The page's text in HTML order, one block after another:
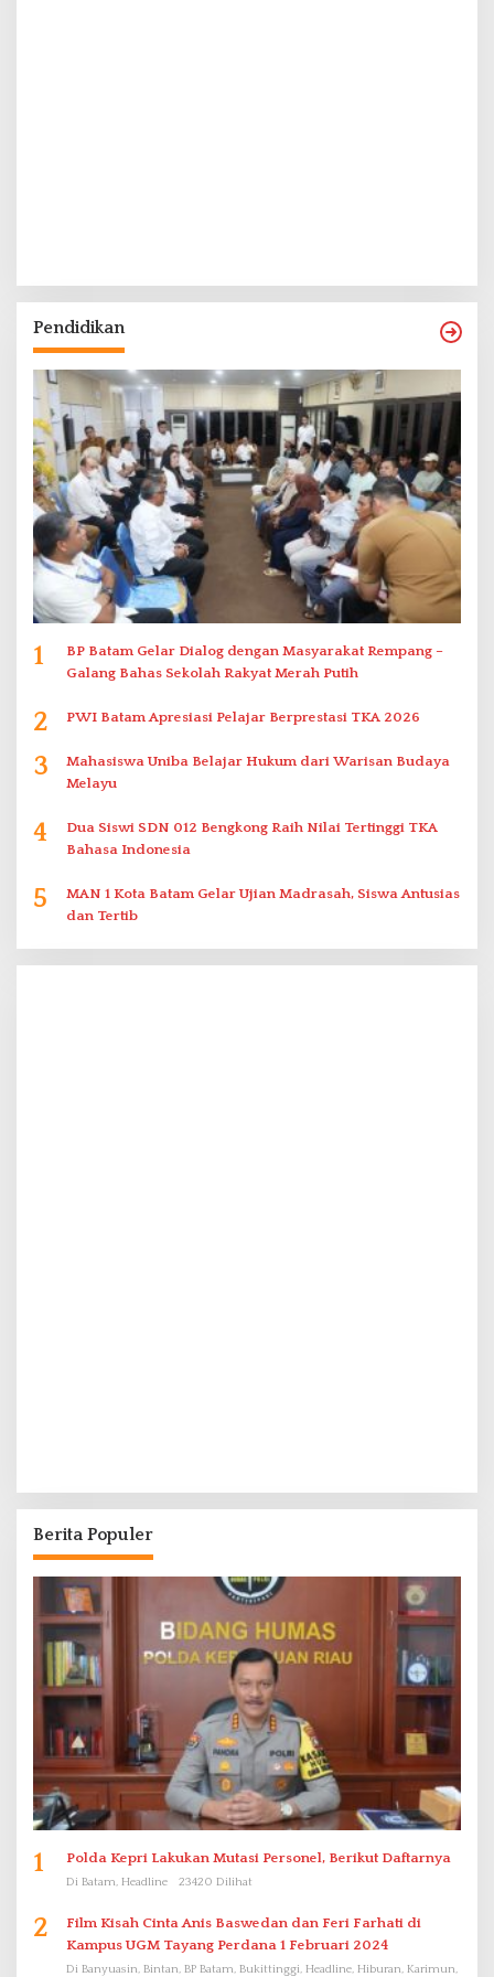
Pendidikan
1
BP Batam Gelar Dialog dengan Masyarakat Rempang –
Galang Bahas Sekolah Rakyat Merah Putih
2 PWI Batam Apresiasi Pelajar Berprestasi TKA 2026
3
Mahasiswa Uniba Belajar Hukum dari Warisan Budaya
Melayu
4
Dua Siswi SDN 012 Bengkong Raih Nilai Tertinggi TKA
Bahasa Indonesia
5
MAN 1 Kota Batam Gelar Ujian Madrasah, Siswa Antusias
dan Tertib
Berita Populer
1 Polda Kepri Lakukan Mutasi Personel, Berikut Daftarnya
Di Batam, Headline 23420 Dilihat
2
Film Kisah Cinta Anis Baswedan dan Feri Farhati di
Kampus UGM Tayang Perdana 1 Februari 2024
Di Banyuasin, Bintan, BP Batam, Bukittinggi, Headline, Hiburan, Karimun,